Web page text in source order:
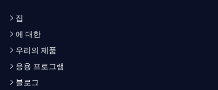
집
에 대한
우리의 제품
응용 프로그램
블로그